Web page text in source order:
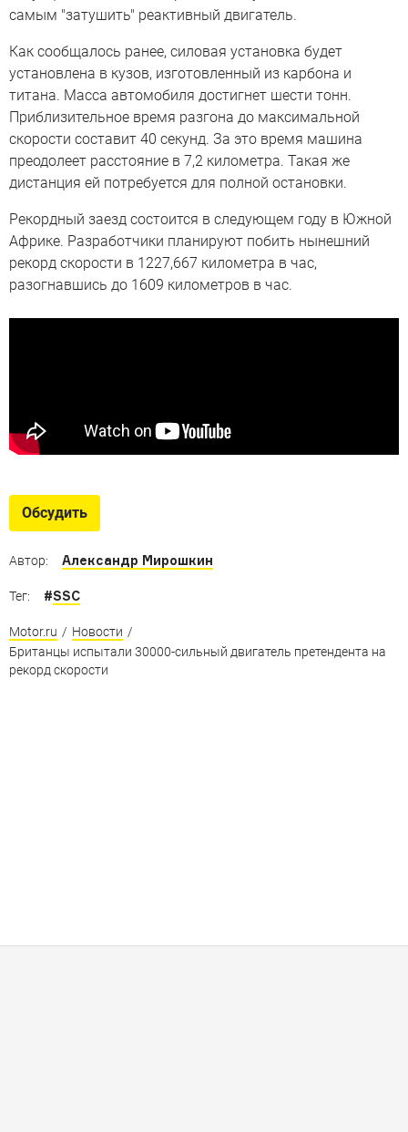
самым "затушить" реактивный двигатель.
Как сообщалось ранее, силовая установка будет
установлена в кузов, изготовленный из карбона и
титана. Масса автомобиля достигнет шести тонн.
Приблизительное время разгона до максимальной
скорости составит 40 секунд. За это время машина
преодолеет расстояние в 7,2 километра. Такая же
дистанция ей потребуется для полной остановки.
Рекордный заезд состоится в следующем году в Южной
Африке. Разработчики планируют побить нынешний
рекорд скорости в 1227,667 километра в час,
разогнавшись до 1609 километров в час.
Обсудить
Автор: Александр Мирошкин
Тег: #SSC
Motor.ru / Новости /
Британцы испытали 30000-сильный двигатель претендента на
рекорд скорости